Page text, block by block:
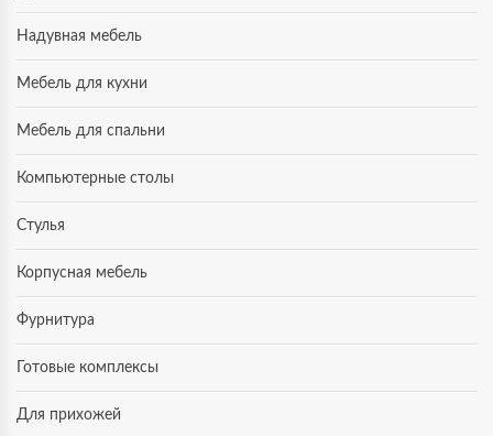
Надувная мебель
Мебель для кухни
Мебель для спальни
Компьютерные столы
Стулья
Корпусная мебель
Фурнитура
Готовые комплексы
Для прихожей